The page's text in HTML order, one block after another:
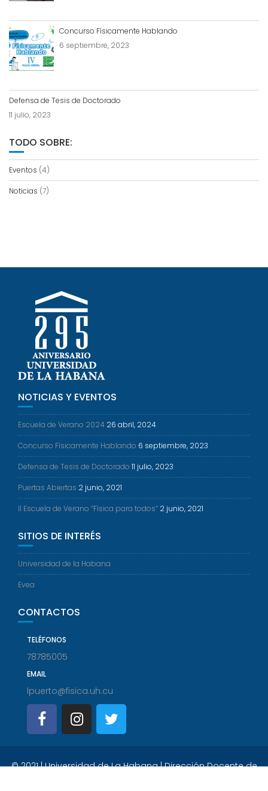
Concurso Físicamente Hablando
6 septiembre, 2023
Defensa de Tesis de Doctorado
11 julio, 2023
TODO SOBRE:
Eventos (4)
Noticias (7)
NOTICIAS Y EVENTOS
Escuela de Verano 2024 26 abril, 2024
Concurso Físicamente Hablando 6 septiembre, 2023
Defensa de Tesis de Doctorado 11 julio, 2023
Puertas Abiertas 2 junio, 2021
II Escuela de Verano “Física para todos” 2 junio, 2021
SITIOS DE INTERÉS
Universidad de la Habana
Evea
CONTACTOS
TELÉFONOS
78785005
EMAIL
lpuerto@fisica.uh.cu
© 2021 | Universidad de La Habana | Dirección Docente de